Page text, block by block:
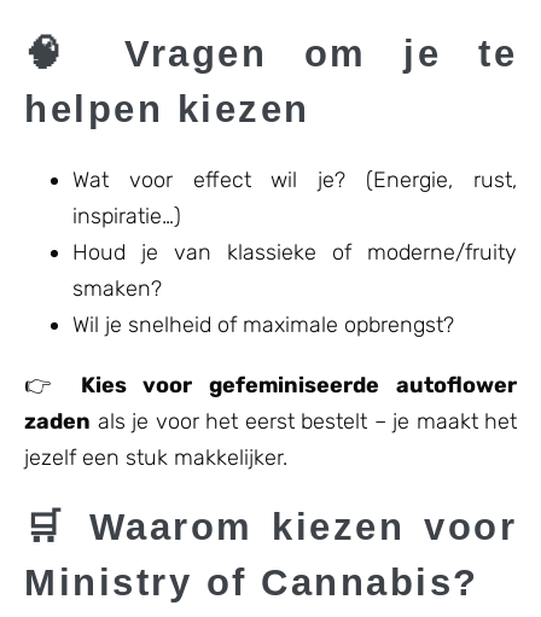
🧠 Vragen om je te
helpen kiezen
Wat voor effect wil je? (Energie, rust,
inspiratie…)
Houd je van klassieke of moderne/fruity
smaken?
Wil je snelheid of maximale opbrengst?
👉 Kies voor gefeminiseerde autoflower
zaden als je voor het eerst bestelt – je maakt het
jezelf een stuk makkelijker.
🛒 Waarom kiezen voor
Ministry of Cannabis?